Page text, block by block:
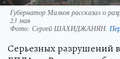
Губернатор Малков рассказал о
23 мая
Фото: Сергей ШАХИДЖАНЯН.
Серьезных разрушений в